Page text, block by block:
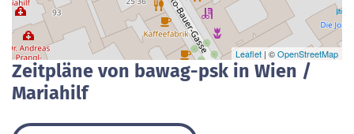
Leaflet | ©OpenStreetMap
Zeitpläne von bawag-psk in Wien /
Mariahilf